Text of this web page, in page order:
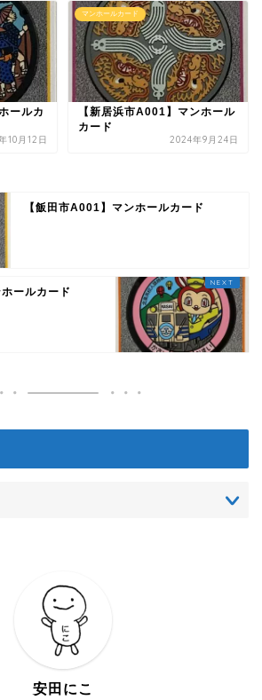
ールカ
10月12日
マンホールカード
【新居浜市A001】マンホール
カード
2024年9月24日
【飯田市A001】マンホールカード
ールカード
安田にこ